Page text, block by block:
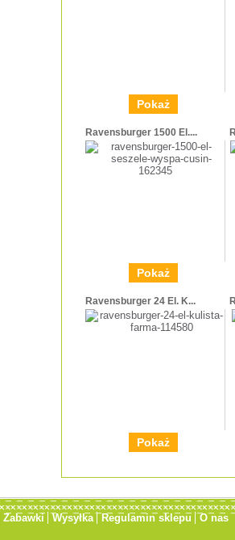
Pokaż
Ravensburger 1500 El....
Pokaż
Ravensburger 24 El. K...
Pokaż
Zabawki Wysyłka Regulamin sklepu O nas